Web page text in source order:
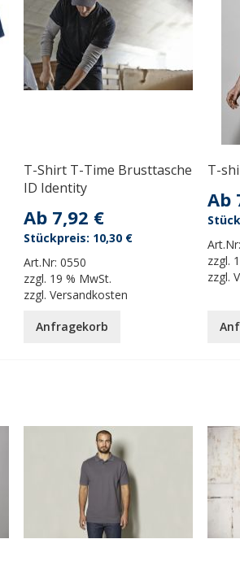
T-Shirt T-Time Brusttasche
ID Identity
Ab 7,92 €
Art.Nr:0550
zzgl. 19 % MwSt.
zzgl.Versandkosten
10,30 €
Anfragekorb
T-
Ab
Art.Nr:
zzgl.
zzgl.